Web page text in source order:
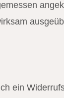
ein